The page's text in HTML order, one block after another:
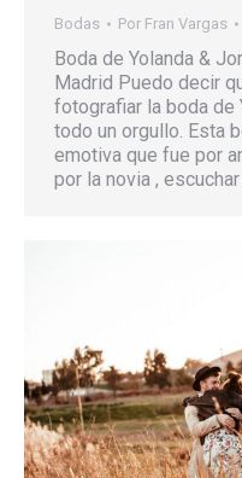
Bodas Por Fran Vargas
Boda de Yolanda &
Madrid Puedo decir
fotografiar la boda de
todo un orgullo. Esta
emotiva que fue por
por la novia ,